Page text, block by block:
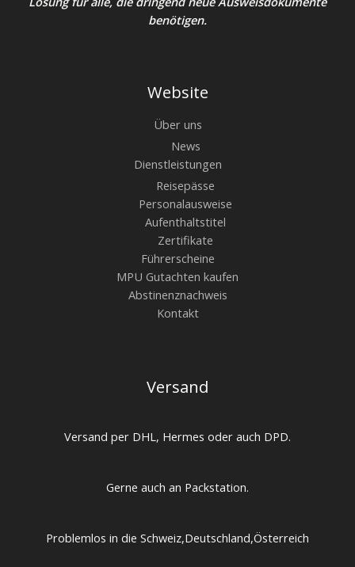
benötigen.
Website
Über uns
News
Dienstleistungen
Reisepässe
Personalausweise
Aufenthaltstitel
Zertifikate
Führerscheine
MPU Gutachten kaufen
Abstinenznachweis
Kontakt
Versand
Versand per DHL, Hermes oder auch DPD.
Gerne auch an Packstation.
Problemlos in die Schweiz,Deutschland,Österreich